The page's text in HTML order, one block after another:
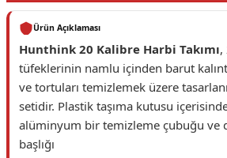
Ürün Açıklaması
Hunthink 20 Kalibre Harbi Takımı,
tüfeklerinin namlu içinden barut
ve tortuları temizlemek üzere
setidir. Plastik taşıma kutusu
alüminyum bir temizleme çubuğu ve
başlığı